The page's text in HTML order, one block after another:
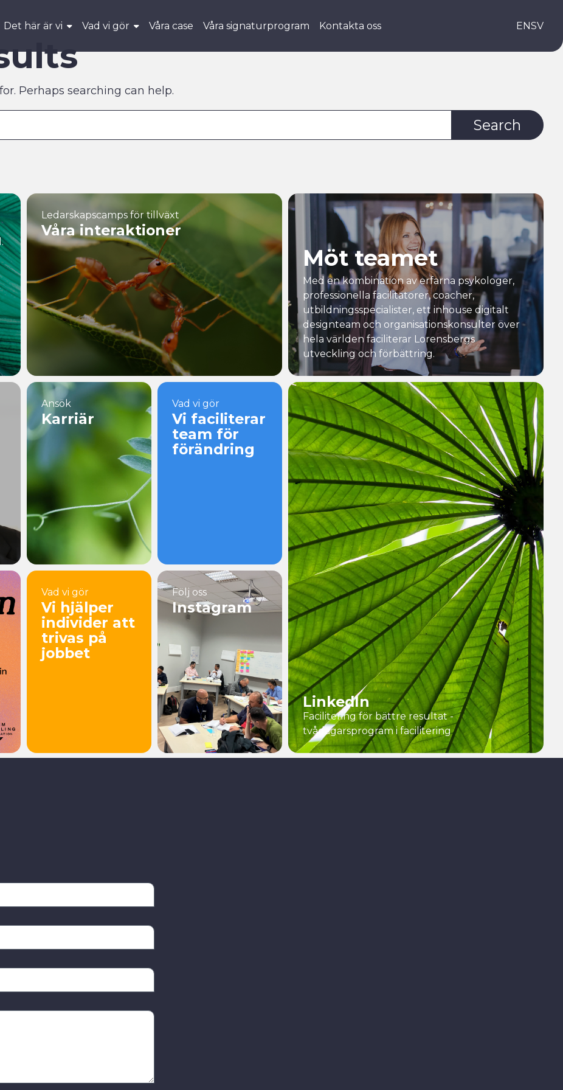
Det här är vi Vad vi gör Våra case Våra signaturprogram Kontakta oss ENSV
Perhaps searching can help.
Våra interaktioner
Ledarskapscamps för tillväxt
Möt teamet
Med en kombination av erfarna psykologer,
professionella facilitatorer, coacher,
utbildningsspecialister, ett inhouse digitalt
designteam och organisationskonsulter över
hela världen faciliterar Lorensbergs
utveckling och förbättring.
Karriär
Ansök
Vi faciliterar
team för
förändring
Vad vi gör
LinkedIn
Facilitering för bättre resultat -
tvådagarsprogram i facilitering
Vi hjälper
individer att
trivas på
jobbet
Vad vi gör
Instagram
Följ oss